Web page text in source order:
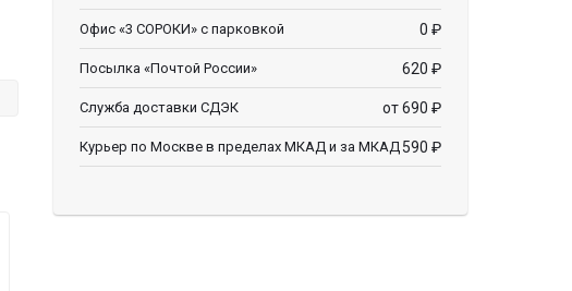
Офис «3 СОРОКИ» с парковкой 0 ₽
Посылка «Почтой России» 620 ₽
Служба доставки СДЭК от 690 ₽
Курьер по Москве в пределах МКАД и за МКАД 590 ₽